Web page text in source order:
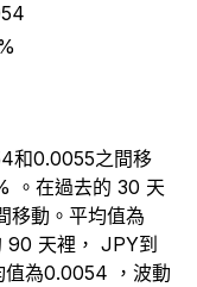
和0.0055之間移
。在過去的 30 天
移動。平均值為
90 天裡， JPY到
值為0.0054 ，波動